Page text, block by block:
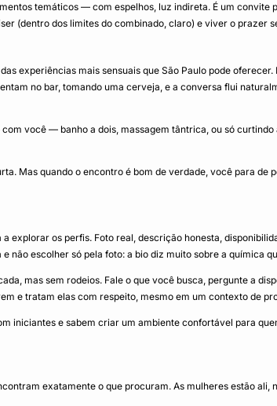
temáticos — com espelhos, luz indireta. É um convite
(dentro dos limites do combinado, claro) e viver o prazer
experiências mais sensuais que São Paulo pode
no bar, tomando uma cerveja, e a conversa flui
você — banho a dois, massagem tântrica, ou só
Mas quando o encontro é bom de verdade, você para de
explorar os perfis. Foto real, descrição honesta,
não escolher só pela foto: a bio diz muito sobre a química
mas sem rodeios. Fale o que você busca, pergunte a
e tratam elas com respeito, mesmo em um contexto de
iniciantes e sabem criar um ambiente confortável para
exatamente o que procuram. As mulheres estão